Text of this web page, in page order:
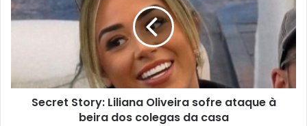
Secret Story: Liliana Oliveira sofre ataque à
beira dos colegas da casa